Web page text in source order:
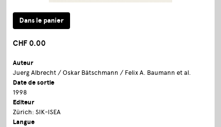
CHF 0.00
Auteur
Juerg Albrecht / Oskar Bätschmann / Felix A. Baumann et al.
Date de sortie
1998
Editeur
Zürich: SIK-ISEA
Langue